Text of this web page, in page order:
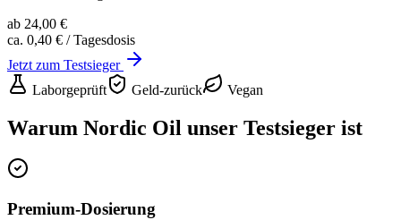
ab 24,00 €
ca. 0,40 € / Tagesdosis
Jetzt zum Testsieger
Laborgeprüft
Geld-zurück Vegan
Warum Nordic Oil unser Testsieger ist
Premium-Dosierung